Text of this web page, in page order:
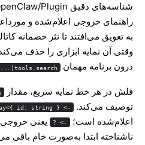
راهنمای خروجی اعلام‌شده و
به تعویق می‌افتند تا نثر خصمانه
وقتی آن نمایه ابزاری را حذف
درون برنامه مهمان
tools.search(...)
فلش در هر خط نمایه سریع، مقدار
توصیف می‌کند.
-> Array<{ id: string }>
اعلام‌شده است؛
-> ? یعنی
ناشناخته ابتدا به‌صورت خام باقی